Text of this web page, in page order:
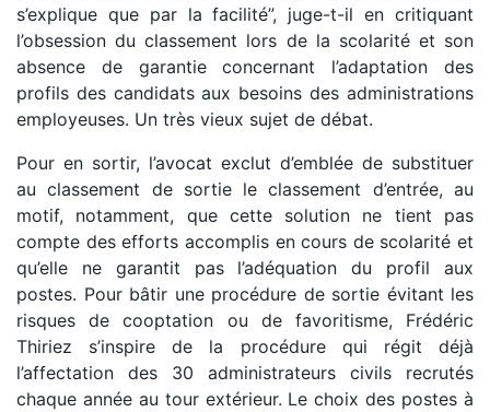
s’explique que par la facilité”, juge-t-il en critiquant
l’obsession du classement lors de la scolarité et son
absence de garantie concernant l’adaptation des
profils des candidats aux besoins des administrations
employeuses. Un très vieux sujet de débat.
Pour en sortir, l’avocat exclut d’emblée de substituer
au classement de sortie le classement d’entrée, au
motif, notamment, que cette solution ne tient pas
compte des efforts accomplis en cours de scolarité et
qu’elle ne garantit pas l’adéquation du profil aux
postes. Pour bâtir une procédure de sortie évitant les
risques de cooptation ou de favoritisme, Frédéric
Thiriez s’inspire de la procédure qui régit déjà
l’affectation des 30 administrateurs civils recrutés
chaque année au tour extérieur. Le choix des postes à